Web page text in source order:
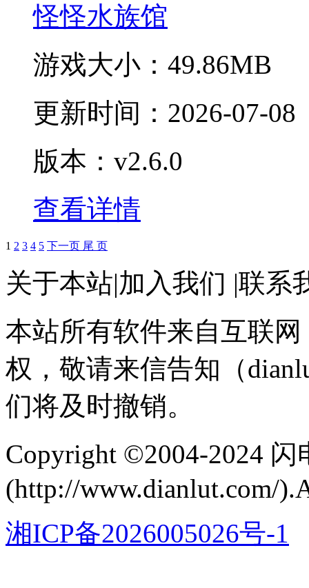
怪怪水族馆
游戏大小： 49.86MB
更新时间： 2026-07-08
版本：v2.6.0
查看详情
1 2 3 4 5 下一页 尾 页
关于本站|加入我们 |联系
本站所有软件来自互联
权，敬请来信告知（
们将及时撤销。
Copyright ©2004-2024 闪
(http://www.dianlut.com/
湘ICP备2026005026号-1